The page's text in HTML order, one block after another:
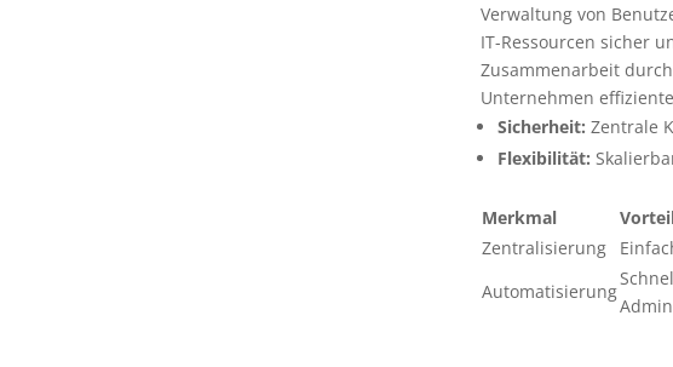
Verwaltung von
IT-Ressourcen sicher
Zusammenarbeit
Unternehmen
Sicherheit: Zentrale
Flexibilität:
Merkmal
Zentralisierung
Automatisierung